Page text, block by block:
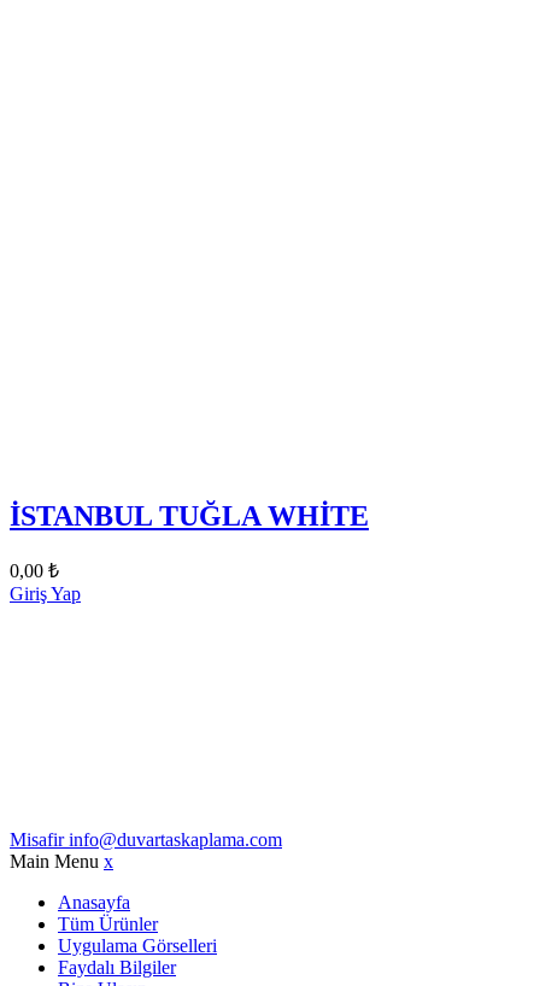
İSTANBUL TUĞLA WHİTE
0,00 ₺
Giriş Yap
Misafirinfo@duvartaskaplama.com
Main Menu x
Anasayfa
Tüm Ürünler
Uygulama Görselleri
Faydalı Bilgiler